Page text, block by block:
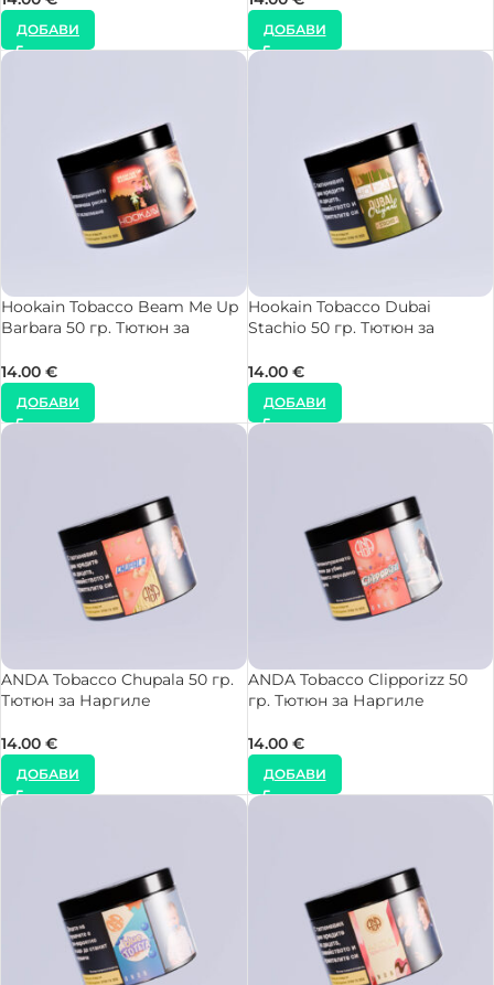
ДОБАВИ ДОБАВИ
Hookain Tobacco Beam Me Up
Barbara 50 гр. Тютюн за
14.00 €
ДОБАВИ
Hookain Tobacco Dubai
Stachio 50 гр. Тютюн за
14.00 €
ДОБАВИ
ANDA Tobacco Chupala 50 гр.
Тютюн за Наргиле
14.00 €
ДОБАВИ
ANDA Tobacco Clipporizz 50
гр. Тютюн за Наргиле
14.00 €
ДОБАВИ